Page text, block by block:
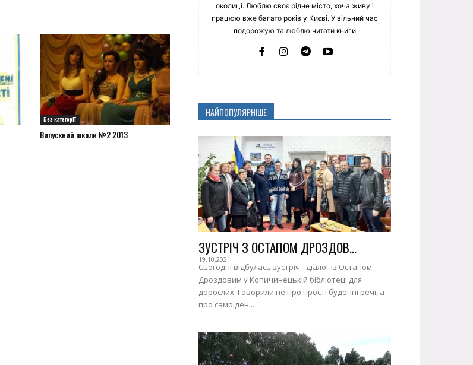
Без категорії
Випускний школи №2 2013
околиці. Люблю своє рідне місто, хоча живу і
працюю вже багато років у Києві. У вільний час
подорожую та люблю читати книги
НАЙПОПУЛЯРНІШЕ
ЗУСТРІЧ З ОСТАПОМ ДРОЗДОВ...
19.10.2021
Сьогодні відбулась зустріч - діалог із Остапом
Дроздовим у Копичинецькій бібліотеці для
дорослих. Говорили не про прості буденні речі, а
про самоіден...